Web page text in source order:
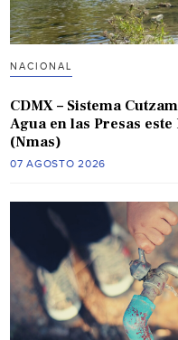
NACIONAL
CDMX – Sistema
Agua en las Presas
(Nmas)
07 AGOSTO 2026